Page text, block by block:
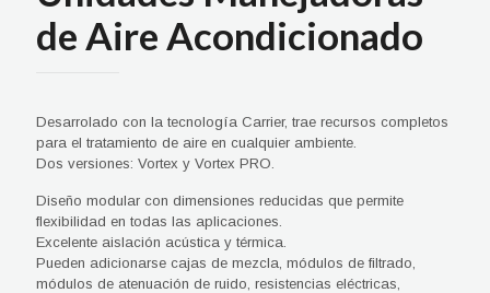
de Aire Acondicionado
Desarrolado con la tecnología Carrier, trae recursos completos
para el tratamiento de aire en cualquier ambiente.
Dos versiones: Vortex y Vortex PRO.
Diseño modular con dimensiones reducidas que permite
flexibilidad en todas las aplicaciones.
Excelente aislación acústica y térmica.
Pueden adicionarse cajas de mezcla, módulos de filtrado,
módulos de atenuación de ruido, resistencias eléctricas,